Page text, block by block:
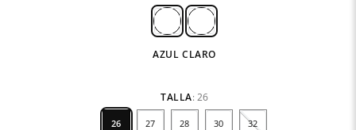
AZUL CLARO
TALLA: 26
26 27 28 30 32